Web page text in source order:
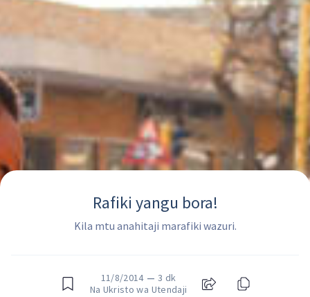
Rafiki yangu bora!
Kila mtu anahitaji marafiki wazuri.
11/8/2014 — 3 dk
Na Ukristo wa Utendaji